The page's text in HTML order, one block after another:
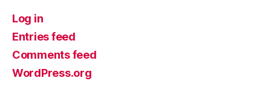
Log in
Entries feed
Comments feed
WordPress.org